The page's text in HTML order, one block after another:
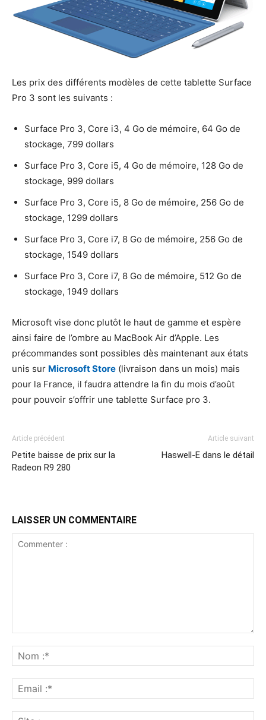
Les prix des différents modèles de cette tablette Surface
Pro 3 sont les suivants :
Surface Pro 3, Core i3, 4 Go de mémoire, 64 Go de
stockage, 799 dollars
Surface Pro 3, Core i5, 4 Go de mémoire, 128 Go de
stockage, 999 dollars
Surface Pro 3, Core i5, 8 Go de mémoire, 256 Go de
stockage, 1299 dollars
Surface Pro 3, Core i7, 8 Go de mémoire, 256 Go de
stockage, 1549 dollars
Surface Pro 3, Core i7, 8 Go de mémoire, 512 Go de
stockage, 1949 dollars
Microsoft vise donc plutôt le haut de gamme et espère
ainsi faire de l’ombre au MacBook Air d’Apple. Les
précommandes sont possibles dès maintenant aux états
unis sur Microsoft Store (livraison dans un mois) mais
pour la France, il faudra attendre la fin du mois d’août
pour pouvoir s’offrir une tablette Surface pro 3.
Article précédent
Petite baisse de prix sur la
Radeon R9 280
Article suivant
Haswell-E dans le détail
LAISSER UN COMMENTAIRE